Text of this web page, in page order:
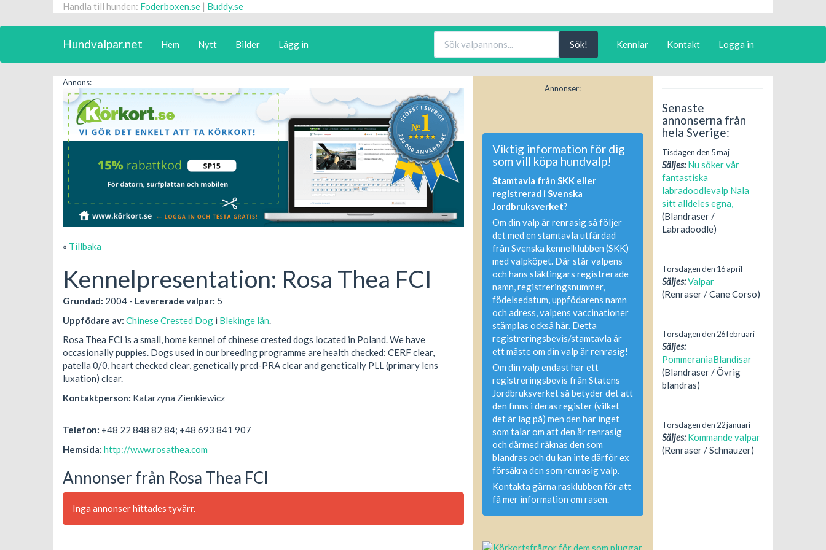
Handla till hunden: Foderboxen.se | Buddy.se
Hundvalpar.net Hem Nytt Bilder Lägg in Kennlar Kontakt Logga in
Annons:
« Tillbaka
Kennelpresentation: Rosa Thea FCI
Grundad: 2004 - Levererade valpar: 5
Uppfödare av: Chinese Crested Dog i Blekinge län.
Rosa Thea FCI is a small, home kennel of chinese crested dogs located in Poland. We have
occasionally puppies. Dogs used in our breeding programme are health checked: CERF clear,
patella 0/0, heart checked clear, genetically prcd-PRA clear and genetically PLL (primary lens
luxation) clear.
Kontaktperson: Katarzyna Zienkiewicz
Telefon: +48 22 848 82 84; +48 693 841 907
Hemsida: http://www.rosathea.com
Annonser från Rosa Thea FCI
Inga annonser hittades tyvärr.
Annonser:
Viktig information för dig
som vill köpa hundvalp!
Stamtavla från SKK eller
registrerad i Svenska
Jordbruksverket?
Om din valp är renrasig så följer
det med en stamtavla utfärdad
från Svenska kennelklubben (SKK)
med valpköpet. Där står valpens
och hans släktingars registrerade
namn, registreringsnummer,
födelsedatum, uppfödarens namn
och adress, valpens vaccinationer
stämplas också här. Detta
registreringsbevis/stamtavla är
ett måste om din valp är renrasig!
Om din valp endast har ett
registreringsbevis från Statens
Jordbruksverket så betyder det att
den finns i deras register (vilket
det är lag på) men den har inget
som talar om att den är renrasig
och därmed räknas den som
blandras och du kan inte därför ex
försäkra den som renrasig valp.
Kontakta gärna rasklubben för att
få mer information om rasen.
Senaste
annonserna från
hela Sverige:
Tisdagen den 5 maj
Säljes: Nu söker vår
fantastiska
labradoodlevalp Nala
sitt alldeles egna,
(Blandraser /
Labradoodle)
Torsdagen den 16 april
Säljes:Valpar
(Renraser / Cane Corso)
Torsdagen den 26 februari
Säljes:
PommeraniaBlandisar
(Blandraser / Övrig
blandras)
Torsdagen den 22 januari
Säljes: Kommande valpar
(Renraser / Schnauzer)